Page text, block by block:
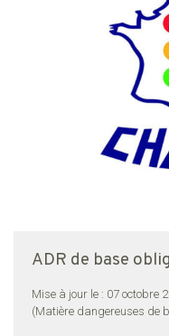
ADR de base
Mise à jour le : 07 octobre
(Matière dangereuses de